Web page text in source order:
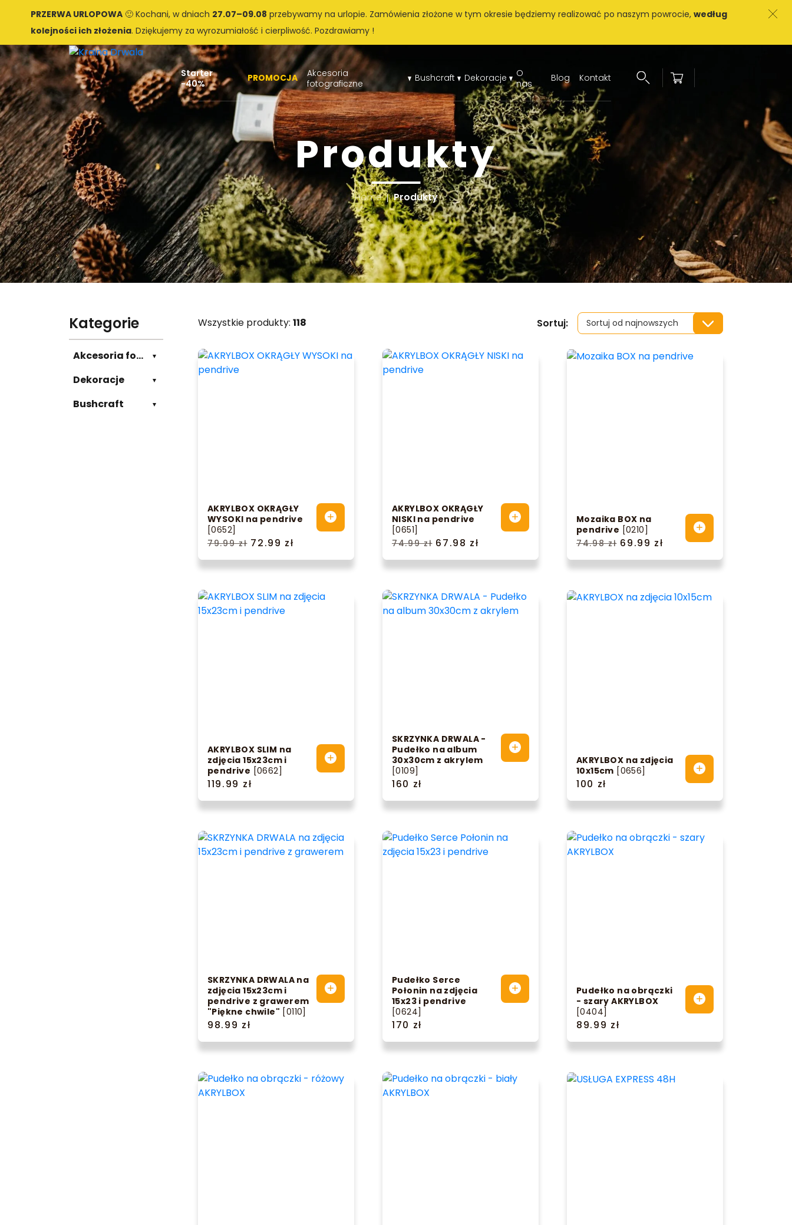
Starter
-40%
PROMOCJA
Akcesoria
fotograficzne
Bushcraft Dekoracje
O
nas
Blog Kontakt
Produkty
Home Produkty
Wszystkie produkty: 118 Sortuj:
Kategorie
Akcesoria fotograficzne
Dekoracje
Bushcraft
AKRYLBOX OKRĄGŁY
WYSOKI na pendrive
[0652]
79.99 zł72.99 zł
AKRYLBOX OKRĄGŁY
NISKI na pendrive
[0651]
74.99 zł67.98 zł
Mozaika BOX na
pendrive [0210]
74.98 zł69.99 zł
AKRYLBOX SLIM na
zdjęcia 15x23cm i
pendrive [0662]
119.99 zł
SKRZYNKA DRWALA -
Pudełko na album
30x30cm z akrylem
[0109]
160 zł
AKRYLBOX na zdjęcia
10x15cm [0656]
100 zł
SKRZYNKA DRWALA na
zdjęcia 15x23cm i
pendrive z grawerem
"Piękne chwile" [0110]
98.99 zł
Pudełko Serce
Połonin na zdjęcia
15x23 i pendrive
[0624]
170 zł
Pudełko na obrączki
- szary AKRYLBOX
[0404]
89.99 zł
PRZERWA URLOPOWA 🙂 Kochani, w dniach 27.07–09.08 przebywamy na urlopie. Zamówienia złożone w tym okresie będziemy realizować po naszym powrocie, według
kolejności ich złożenia. Dziękujemy za wyrozumiałość i cierpliwość. Pozdrawiamy !